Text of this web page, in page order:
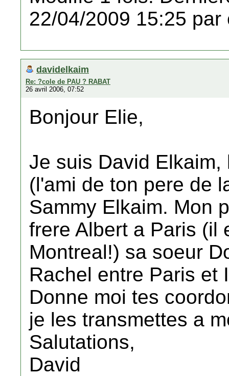
22/04/2009 15:25 par
davidelkaim
Re: ?cole de PAU ? RABAT
26 avril 2006, 07:52
Bonjour Elie,
Je suis David
(l'ami de ton pere de
Sammy Elkaim. Mon
frere Albert a Paris (il
Montreal!) sa soeur
Rachel entre Paris et
Donne moi tes
je les transmettes a
Salutations,
David